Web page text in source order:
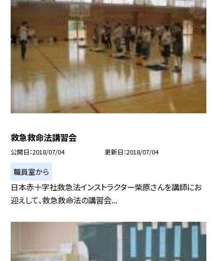
救急救命法講習会
公開日 2018/07/04 更新日 2018/07/04
職員室から
日本赤十字社救急法インストラクター柴原さんを講師にお
迎えして、救急救命法の講習会...